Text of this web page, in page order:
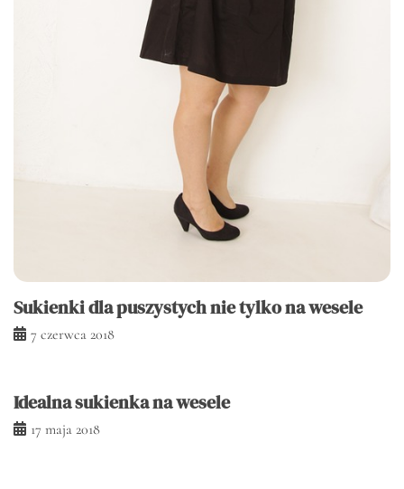
Sukienki dla puszystych nie tylko na wesele
7 czerwca 2018
Idealna sukienka na wesele
17 maja 2018